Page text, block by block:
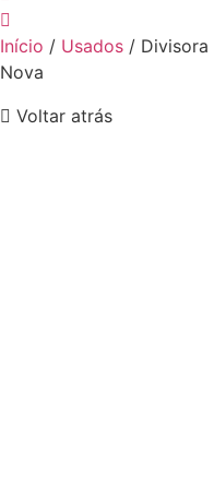
Início / Usados / Divisora
Nova
Voltar atrás